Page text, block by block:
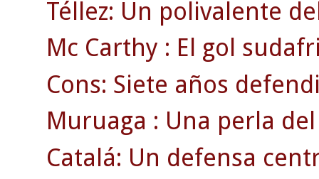
Téllez: Un polivalente
Mc Carthy : El gol
Cons: Siete años
Muruaga : Una perla
Catalá: Un defensa